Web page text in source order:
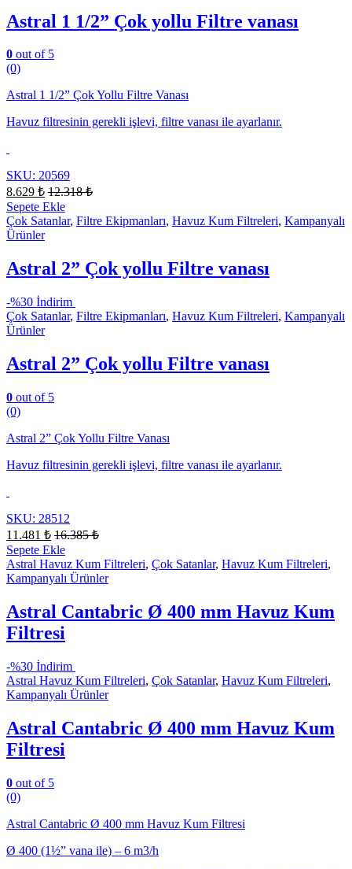
Astral 1 1/2” Çok yollu Filtre vanası
0 out of 5
(0)
Astral 1 1/2” Çok Yollu Filtre Vanası
Havuz filtresinin gerekli işlevi, filtre vanası ile ayarlanır.
SKU: 20569
8.629 ₺ 12.318₺
Sepete Ekle
Çok Satanlar, Filtre Ekipmanları, Havuz Kum Filtreleri, Kampanyalı
Ürünler
Astral 2” Çok yollu Filtre vanası
-%30 İndirim
Çok Satanlar, Filtre Ekipmanları, Havuz Kum Filtreleri, Kampanyalı
Ürünler
Astral 2” Çok yollu Filtre vanası
0 out of 5
(0)
Astral 2” Çok Yollu Filtre Vanası
Havuz filtresinin gerekli işlevi, filtre vanası ile ayarlanır.
SKU: 28512
11.481 ₺ 16.385₺
Sepete Ekle
Astral Havuz Kum Filtreleri, Çok Satanlar, Havuz Kum Filtreleri,
Kampanyalı Ürünler
Astral Cantabric Ø 400 mm Havuz Kum
Filtresi
-%30 İndirim
Astral Havuz Kum Filtreleri, Çok Satanlar, Havuz Kum Filtreleri,
Kampanyalı Ürünler
Astral Cantabric Ø 400 mm Havuz Kum
Filtresi
0 out of 5
(0)
Astral Cantabric Ø 400 mm Havuz Kum Filtresi
Ø 400 (1½” vana ile) – 6 m3/h